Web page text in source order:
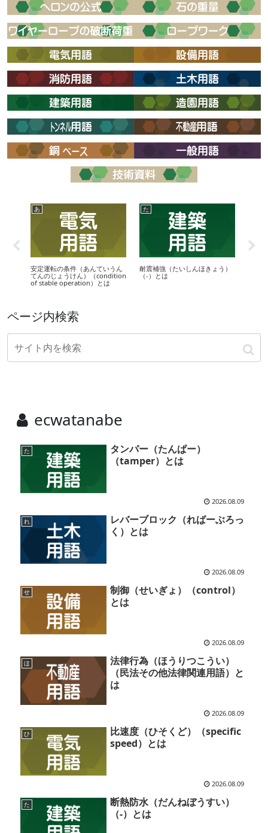
あ
安定運転の条件（あんていうん
てんのじょうけん）（condition
of stable operation）とは
た
耐震補強（たいしんほきょう）
（-）とは
ページ内検索
ecwatanabe
た
タンパー（たんぱー）
（tamper）とは
2026.08.09
れ
レバーブロック（ればーぶろっ
く）とは
2026.08.09
せ
制御（せいぎょ）（control）
とは
2026.08.09
ほ
法律行為（ほうりつこうい）
（民法その他法律関連用語）と
は
2026.08.09
ひ
比速度（ひそくど）（specific
speed）とは
2026.08.09
た
断熱防水（だんねぼうすい）
（-）とは